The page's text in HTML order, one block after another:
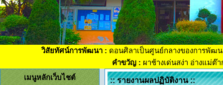
วิสัยทัศน์การพัฒนา : ดอนศิลาเป็นศูนย์กลางของการพัฒ
คำขวัญ : ผาช้างเด่นสง่า อ่างแม่ต๊
เมนูหลักเว็บไชต์
:: รายงานผลปฏิบัติงาน ::